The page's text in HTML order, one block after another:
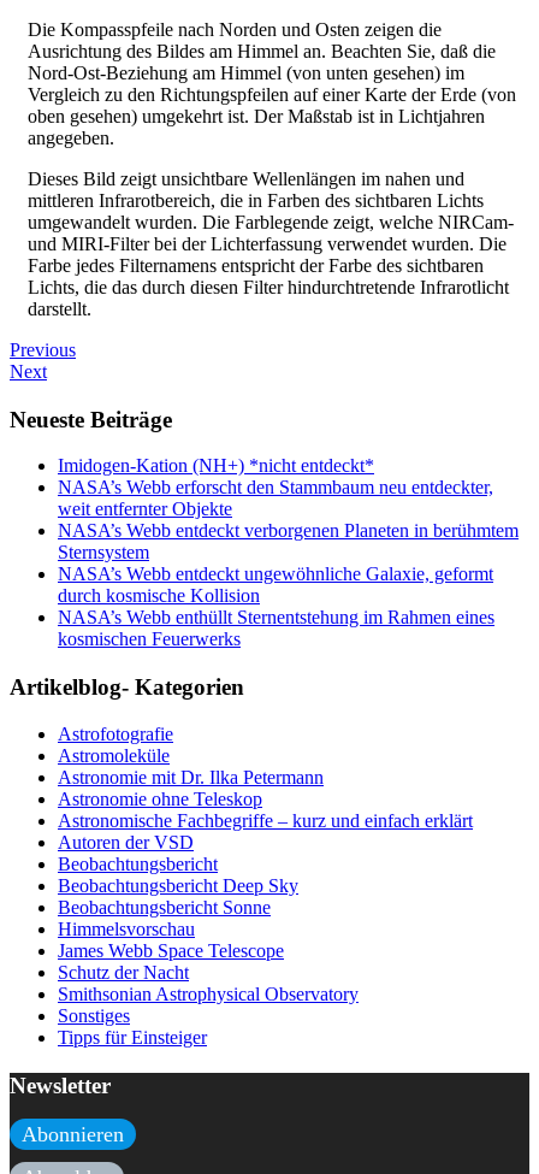
Die Kompasspfeile nach Norden und Osten zeigen die
Ausrichtung des Bildes am Himmel an. Beachten Sie, daß die
Nord-Ost-Beziehung am Himmel (von unten gesehen) im
Vergleich zu den Richtungspfeilen auf einer Karte der Erde (von
oben gesehen) umgekehrt ist. Der Maßstab ist in Lichtjahren
angegeben.
Dieses Bild zeigt unsichtbare Wellenlängen im nahen und
mittleren Infrarotbereich, die in Farben des sichtbaren Lichts
umgewandelt wurden. Die Farblegende zeigt, welche NIRCam-
und MIRI-Filter bei der Lichterfassung verwendet wurden. Die
Farbe jedes Filternamens entspricht der Farbe des sichtbaren
Lichts, die das durch diesen Filter hindurchtretende Infrarotlicht
darstellt.
Previous
Next
Neueste Beiträge
Imidogen-Kation (NH+) *nicht entdeckt*
NASA’s Webb erforscht den Stammbaum neu entdeckter,
weit entfernter Objekte
NASA’s Webb entdeckt verborgenen Planeten in berühmtem
Sternsystem
NASA’s Webb entdeckt ungewöhnliche Galaxie, geformt
durch kosmische Kollision
NASA’s Webb enthüllt Sternentstehung im Rahmen eines
kosmischen Feuerwerks
Artikelblog- Kategorien
Astrofotografie
Astromoleküle
Astronomie mit Dr. Ilka Petermann
Astronomie ohne Teleskop
Astronomische Fachbegriffe – kurz und einfach erklärt
Autoren der VSD
Beobachtungsbericht
Beobachtungsbericht Deep Sky
Beobachtungsbericht Sonne
Himmelsvorschau
James Webb Space Telescope
Schutz der Nacht
Smithsonian Astrophysical Observatory
Sonstiges
Tipps für Einsteiger
Newsletter
Abonnieren